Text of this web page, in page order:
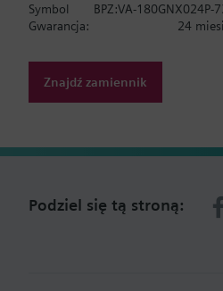
Symbol
BPZ:VA-180GNX024P-
Gwarancja:
24
Znajdź zamiennik
Podziel się tą stroną: